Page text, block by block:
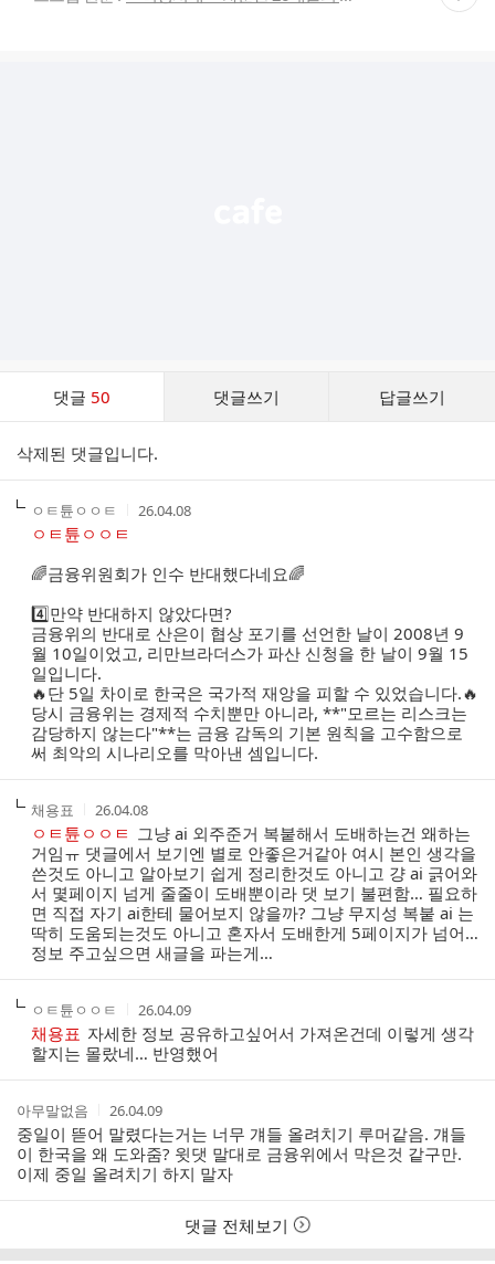
재
댓글 50 댓글쓰기 답글쓰기
리
삭제된 댓글입니다.
작
성
자
ㅇㅌ튠ㅇㅇㅌ
작
간
26.04.08
ㅇㅌ튠ㅇㅇㅌ
🌈금융위원회가 인수 반대했다네요🌈
4️⃣만약 반대하지 않았다면?
금융위의 반대로 산은이 협상 포기를 선언한 날이 2008년 9
월 10일이었고, 리만브라더스가 파산 신청을 한 날이 9월 15
일입니다.
🔥단 5일 차이로 한국은 국가적 재앙을 피할 수 있었습니다.🔥
당시 금융위는 경제적 수치뿐만 아니라, **"모르는 리스크는
감당하지 않는다"**는 금융 감독의 기본 원칙을 고수함으로
써 최악의 시나리오를 막아낸 셈입니다.
작
성
자
채용표
작
성
시
간
26.04.08
ㅇㅌ튠ㅇㅇㅌ 그냥 ai 외주준거 복붙해서 도배하는건 왜하는
거임ㅠ 댓글에서 보기엔 별로 안좋은거같아 여시 본인 생각을
쓴것도 아니고 알아보기 쉽게 정리한것도 아니고 걍 ai 긁어와
서 몇페이지 넘게 줄줄이 도배뿐이라 댓 보기 불편함… 필요하
면 직접 자기 ai한테 물어보지 않을까? 그냥 무지성 복붙 ai 는
딱히 도움되는것도 아니고 혼자서 도배한게 5페이지가 넘어…
정보 주고싶으면 새글을 파는게…
작
성
자
ㅇㅌ튠ㅇㅇㅌ
작
성
시
간
26.04.09
채용표 자세한 정보 공유하고싶어서 가져온건데 이렇게 생각
할지는 몰랐네… 반영했어
작
성
자
아무말없음
작
성
시
간
26.04.09
중일이 뜯어 말렸다는거는 너무 걔들 올려치기 루머같음. 걔들
이 한국을 왜 도와줌? 윗댓 말대로 금융위에서 막은것 같구만.
이제 중일 올려치기 하지 말자
댓글 전체보기